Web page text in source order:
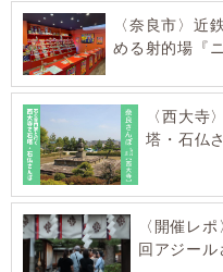
〈奈良市〉近
める射的場『
〈西大寺
塔・石仏
〈開催レ
回アジー